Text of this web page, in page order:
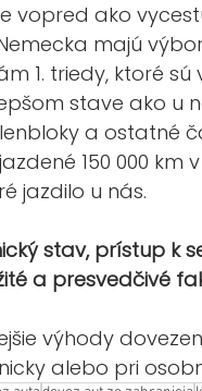
vopred ako
majú
1. triedy, ktoré
stave ako u
a ostatné
150 000 km
jazdilo u nás.
stav, prístup k
a presvedčivé
výhody
alebo pri